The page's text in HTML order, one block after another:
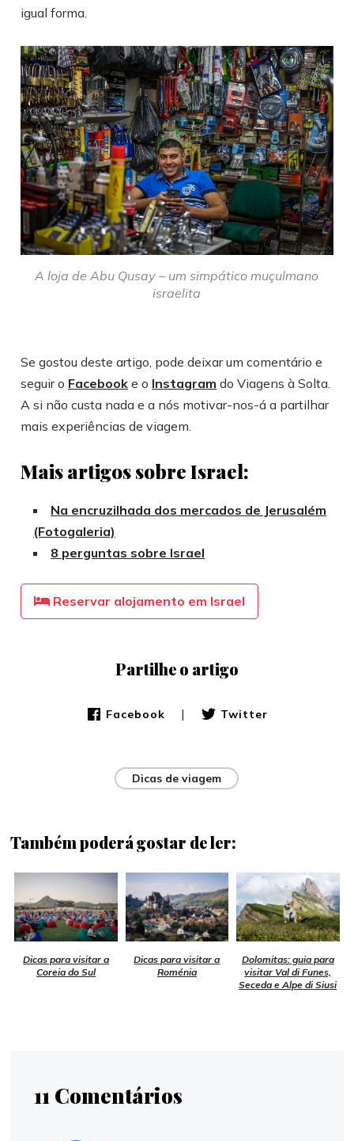
igual forma.
A loja de Abu Qusay – um simpático muçulmano
israelita
Se gostou deste artigo, pode deixar um comentário e
seguir o Facebook e o Instagram do Viagens à Solta.
A si não custa nada e a nós motivar-nos-á a partilhar
mais experiências de viagem.
Mais artigos sobre Israel:
Na encruzilhada dos mercados de Jerusalém
(Fotogaleria)
8 perguntas sobre Israel
Reservar alojamento em Israel
Partilhe o artigo
Facebook | Twitter
Dicas de viagem
Também poderá gostar de ler:
Dicas para visitar a
Coreia do Sul
Dicas para visitar a
Roménia
Dolomitas: guia para
visitar Val di Funes,
Seceda e Alpe di Siusi
11 Comentários